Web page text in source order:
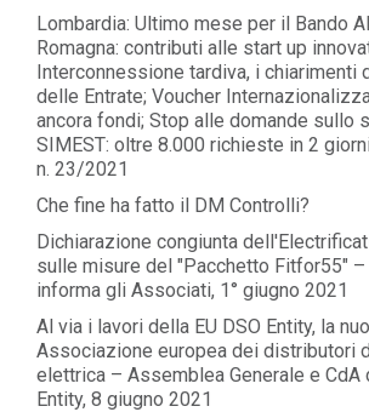
Lombardia: Ultimo mese per il Bando
Romagna: contributi alle start up
Interconnessione tardiva, i chiarimenti
delle Entrate; Voucher
ancora fondi; Stop alle domande sullo
SIMEST: oltre 8.000 richieste in 2
n. 23/2021
Che fine ha fatto il DM Controlli?
Dichiarazione congiunta
sulle misure del "Pacchetto Fitfor55"
informa gli Associati, 1° giugno 2021
Al via i lavori della EU DSO Entity, la
Associazione europea dei distributori
elettrica – Assemblea Generale e CdA
Entity, 8 giugno 2021